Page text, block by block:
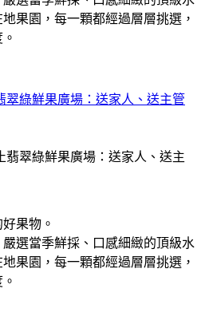
果園，每一顆都經過層層挑選，
翠綠鮮果廣場：送家人、送主管
果物。
選當季鮮採、口感細緻的頂級水
果園，每一顆都經過層層挑選，